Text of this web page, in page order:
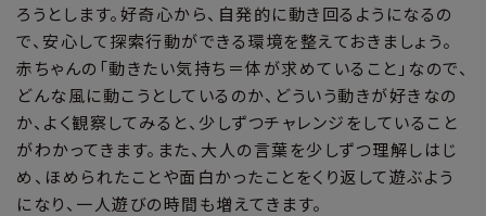
ろうとします。好奇心から、自発的に動き回るようになるの
で、安心して探索行動ができる環境を整えておきましょう。
赤ちゃんの「動きたい気持ち＝体が求めていること」なので、
どんな風に動こうとしているのか、どういう動きが好きなの
か、よく観察してみると、少しずつチャレンジをしていること
がわかってきます。また、大人の言葉を少しずつ理解しはじ
め、ほめられたことや面白かったことをくり返して遊ぶよう
になり、一人遊びの時間も増えてきます。